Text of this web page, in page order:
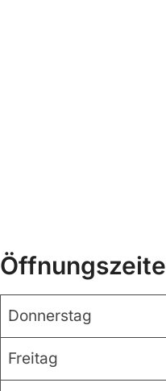
Donnerstag
Freitag